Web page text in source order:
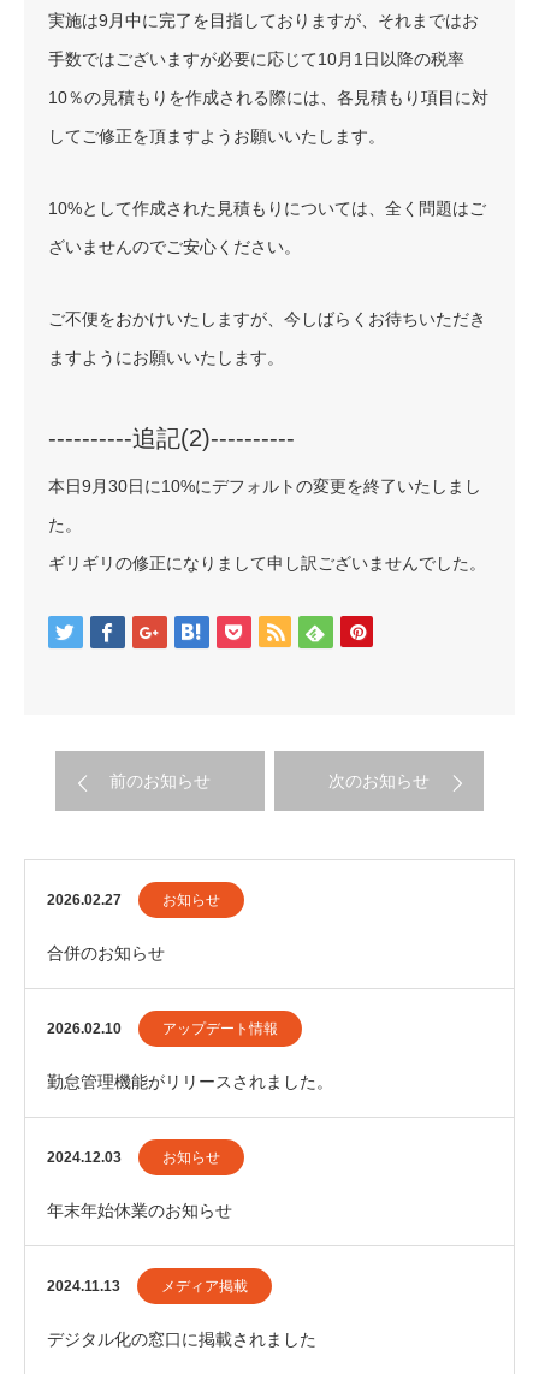
実施は9月中に完了を目指しておりますが、それまではお
手数ではございますが必要に応じて10月1日以降の税率
10％の見積もりを作成される際には、各見積もり項目に対
してご修正を頂ますようお願いいたします。
10%として作成された見積もりについては、全く問題はご
ざいませんのでご安心ください。
ご不便をおかけいたしますが、今しばらくお待ちいただき
ますようにお願いいたします。
----------追記(2)----------
本日9月30日に10%にデフォルトの変更を終了いたしまし
た。
ギリギリの修正になりまして申し訳ございませんでした。
前のお知らせ 次のお知らせ
2026.02.27 お知らせ
合併のお知らせ
2026.02.10 アップデート情報
勤怠管理機能がリリースされました。
2024.12.03 お知らせ
年末年始休業のお知らせ
2024.11.13 メディア掲載
デジタル化の窓口に掲載されました